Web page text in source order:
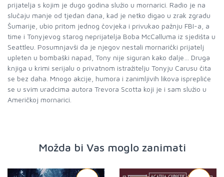
prijatelja s kojim je dugo godina služio u mornarici. Radio je na
slučaju manje od tjedan dana, kad je netko digao u zrak zgradu
Šumarije, ubio pritom jednog čovjeka i privukao pažnju FBI-a, a
time i Tonyjevog starog neprijatelja Boba McCalluma iz sjedišta u
Seattleu. Posumnjavši da je njegov nestali mornarički prijatelj
upleten u bombaški napad, Tony nije siguran kako dalje… Druga
knjiga u krimi serijalu o privatnom istražitelju Tonyju Carusu čita
se bez daha. Mnogo akcije, humora i zanimljivih likova isprepliće
se u svim uradcima autora Trevora Scotta koji je i sam služio u
Američkoj mornarici.
Možda bi Vas moglo zanimati